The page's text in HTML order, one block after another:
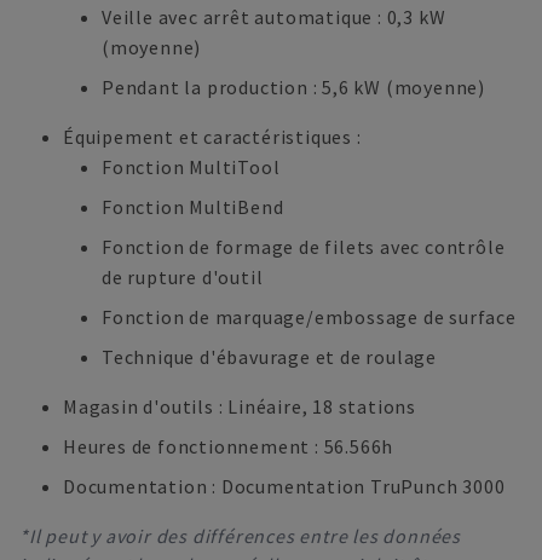
Veille avec arrêt automatique : 0,3 kW
(moyenne)
Pendant la production : 5,6 kW (moyenne)
Équipement et caractéristiques :
Fonction MultiTool
Fonction MultiBend
Fonction de formage de filets avec contrôle
de rupture d'outil
Fonction de marquage/embossage de surface
Technique d'ébavurage et de roulage
Magasin d'outils : Linéaire, 18 stations
Heures de fonctionnement : 56.566h
Documentation : Documentation TruPunch 3000
*Il peut y avoir des différences entre les données